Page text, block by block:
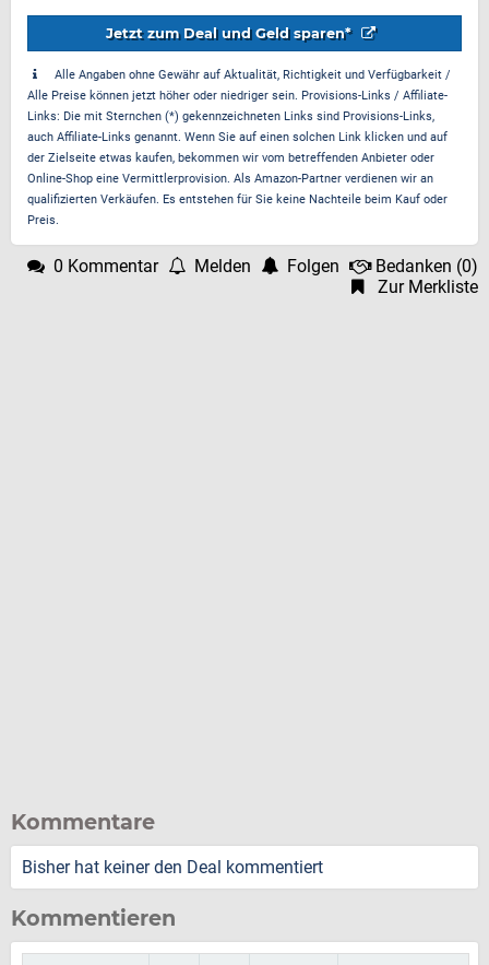
Jetzt zum Deal und Geld sparen*
Alle Angaben ohne Gewähr auf Aktualität, Richtigkeit und Verfügbarkeit /
Alle Preise können jetzt höher oder niedriger sein. Provisions-Links / Affiliate-
Links: Die mit Sternchen (*) gekennzeichneten Links sind Provisions-Links,
auch Affiliate-Links genannt. Wenn Sie auf einen solchen Link klicken und auf
der Zielseite etwas kaufen, bekommen wir vom betreffenden Anbieter oder
Online-Shop eine Vermittlerprovision. Als Amazon-Partner verdienen wir an
qualifizierten Verkäufen. Es entstehen für Sie keine Nachteile beim Kauf oder
Preis.
0 Kommentar Melden Folgen Bedanken (0)
Zur Merkliste
Kommentare
Bisher hat keiner den Deal kommentiert
Kommentieren